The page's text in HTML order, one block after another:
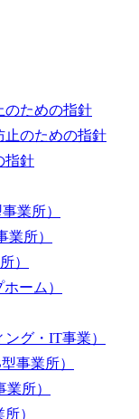
のための指針
止のための指針
指針
業所）
業所）
）
ーム）
ング・IT事業）
事業所）
所）
）